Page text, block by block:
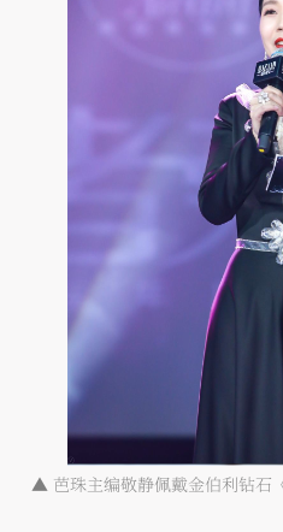
▲ 芭珠主编敬静佩戴金伯利钻石